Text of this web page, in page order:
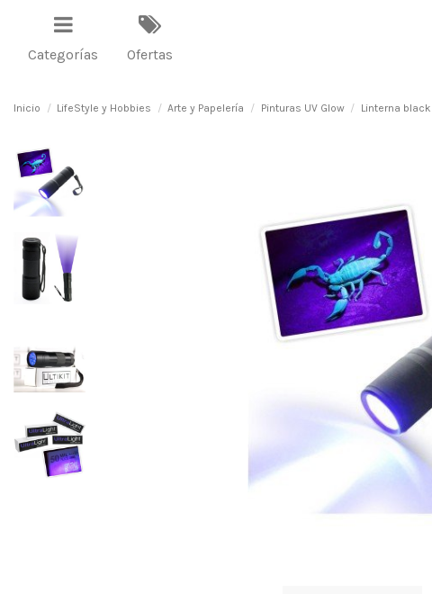
Categorías Ofertas
Inicio LifeStyle y Hobbies Arte y Papelería Pinturas UV Glow Linterna